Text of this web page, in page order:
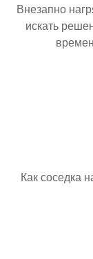
Внезапно
искать
Как соседка